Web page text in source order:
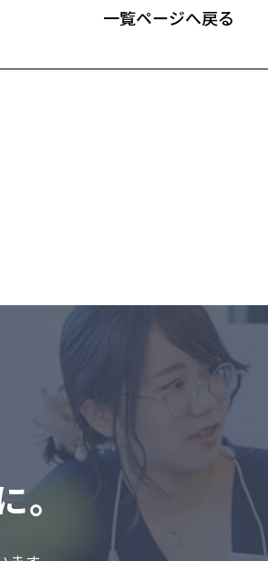
⼀覧ページへ戻る